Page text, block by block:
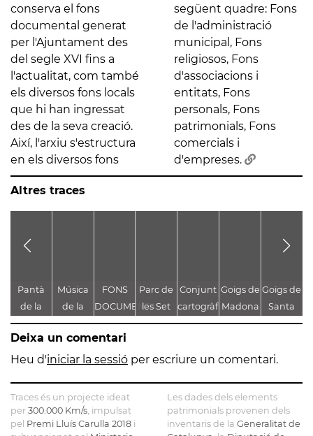
conserva el fons
documental generat
per l'Ajuntament des
del segle XVI fins a
l'actualitat, com també
els diversos fons locals
que hi han ingressat
des de la seva creació.
Així, l'arxiu s'estructura
en els diversos fons
següent quadre: Fons
de l'administració
municipal, Fons
religiosos, Fons
d'associacions i
entitats, Fons
personals, Fons
patrimonials, Fons
comercials i
d'empreses.
Altres traces
Pantà
de la
Font
Groga
Música
de la
Passió
FONS
DOCUMENTAL
DE LA
DIPUTACIÓ
DE
Parc de
les Set
Fonts
Conjunt
cartogràfic
i
de la
Prats de
Rei al
Goigs de
Madona
bruna
Montserrat
Goigs de
Santa
Maria de
Deixa un comentari
Heu d'iniciar la sessió per escriure un comentari.
Traces és un projecte ideat
per 300.000 Km/s , impulsat
pel Premi Lluís Carulla 2018 i
Les dades dels elements
patrimonials provenen dels
inventaris de la Generalitat de